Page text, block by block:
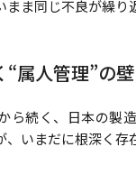
ま同じ不良が繰り
“属人管理”の壁
ら続く、日本の製
、いまだに根深く存